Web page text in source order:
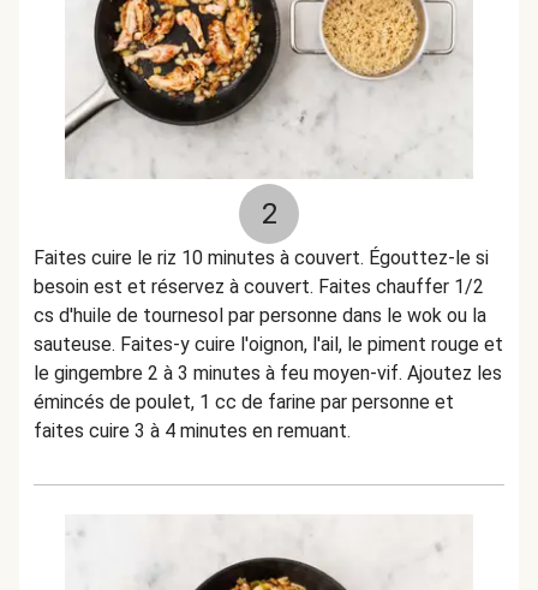
2
Faites cuire le riz 10 minutes à couvert. Égouttez-le si
besoin est et réservez à couvert. Faites chauffer 1/2
cs d'huile de tournesol par personne dans le wok ou la
sauteuse. Faites-y cuire l'oignon, l'ail, le piment rouge et
le gingembre 2 à 3 minutes à feu moyen-vif. Ajoutez les
émincés de poulet, 1 cc de farine par personne et
faites cuire 3 à 4 minutes en remuant.